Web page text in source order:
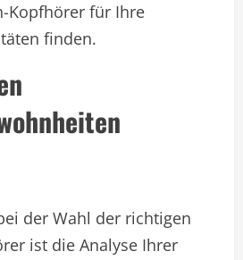
Kopfhörer für Ihre
finden.
der Wahl der richtigen
ist die Analyse Ihrer